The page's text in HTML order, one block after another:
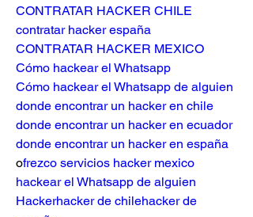
CONTRATAR HACKER CHILE
contratar hacker españa
CONTRATAR HACKER MEXICO
Cómo hackear el Whatsapp
Cómo hackear el Whatsapp de alguien
donde encontrar un hacker en chile
donde encontrar un hacker en ecuador
donde encontrar un hacker en españa
ofrezco servicios hacker mexico
hackear el Whatsapp de alguien
Hackerhacker de chilehacker de